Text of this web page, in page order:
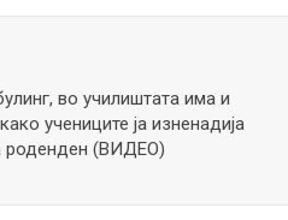
во училиштата има и
учениците ја изненадија
роденден (ВИДЕО)